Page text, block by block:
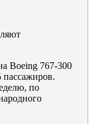
Boeing 767-300
по